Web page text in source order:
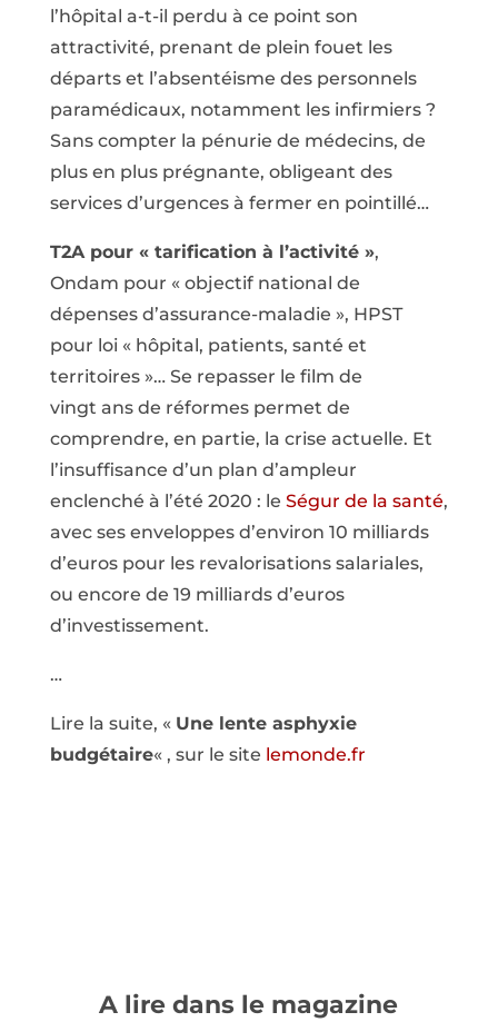
l’hôpital a-t-il perdu à ce point son
attractivité, prenant de plein fouet les
départs et l’absentéisme des personnels
paramédicaux, notamment les infirmiers ?
Sans compter la pénurie de médecins, de
plus en plus prégnante, obligeant des
services d’urgences à fermer en pointillé…
T2A pour « tarification à l’activité »,
Ondam pour « objectif national de
dépenses d’assurance-maladie », HPST
pour loi « hôpital, patients, santé et
territoires »… Se repasser le film de
vingt ans de réformes permet de
comprendre, en partie, la crise actuelle. Et
l’insuffisance d’un plan d’ampleur
enclenché à l’été 2020 : le Ségur de la santé,
avec ses enveloppes d’environ 10 milliards
d’euros pour les revalorisations salariales,
ou encore de 19 milliards d’euros
d’investissement.
…
Lire la suite, « Une lente asphyxie
budgétaire« , sur le site lemonde.fr
A lire dans le magazine